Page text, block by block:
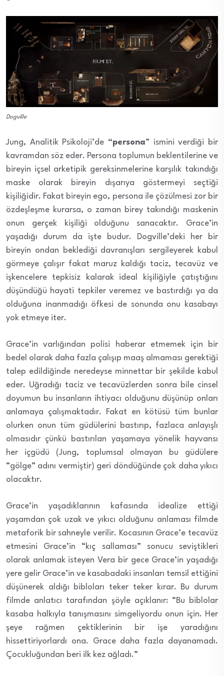
Dogville
Jung, Analitik Psikoloji’de “persona” ismini verdiği bir
kavramdan söz eder. Persona toplumun beklentilerine ve
bireyin içsel arketipik gereksinmelerine karşılık takındığı
maske olarak bireyin dışarıya göstermeyi seçtiği
kişiliğidir. Fakat bireyin ego, persona ile çözülmesi zor bir
özdeşleşme kurarsa, o zaman birey takındığı maskenin
onun gerçek kişiliği olduğunu sanacaktır. Grace’in
yaşadığı durum da işte budur. Dogville’deki her bir
bireyin ondan beklediği davranışları sergileyerek kabul
görmeye çalışır fakat maruz kaldığı taciz, tecavüz ve
işkencelere tepkisiz kalarak ideal kişiliğiyle çatıştığını
düşündüğü hayati tepkiler veremez ve bastırdığı ya da
olduğuna inanmadığı öfkesi de sonunda onu kasabayı
yok etmeye iter.
Grace’in varlığından polisi haberar etmemek için bir
bedel olarak daha fazla çalışıp maaş almaması gerektiği
talep edildiğinde neredeyse minnettar bir şekilde kabul
eder. Uğradığı taciz ve tecavüzlerden sonra bile cinsel
doyumun bu insanların ihtiyacı olduğunu düşünüp onları
anlamaya çalışmaktadır. Fakat en kötüsü tüm bunlar
olurken onun tüm güdülerini bastırıp, fazlaca anlayışlı
olmasıdır çünkü bastırılan yaşamaya yönelik hayvansı
her içgüdü (Jung, toplumsal olmayan bu güdülere
“gölge” adını vermiştir) geri döndüğünde çok daha yıkıcı
olacaktır.
Grace’in yaşadıklarının kafasında idealize ettiği
yaşamdan çok uzak ve yıkıcı olduğunu anlaması filmde
metaforik bir sahneyle verilir. Kocasının Grace’e tecavüz
etmesini Grace’in “kıç sallaması” sonucu seviştikleri
olarak anlamak isteyen Vera bir gece Grace’in yaşadığı
yere gelir Grace’in ve kasabadaki insanları temsil ettiğini
düşünerek aldığı bibloları teker teker kırar. Bu durum
filmde anlatıcı tarafından şöyle açıklanır: “Bu biblolar
kasaba halkıyla tanışmasını simgeliyordu onun için. Her
şeye rağmen çektiklerinin bir işe yaradığını
hissettiriyorlardı ona. Grace daha fazla dayanamadı.
Çocukluğundan beri ilk kez ağladı.”